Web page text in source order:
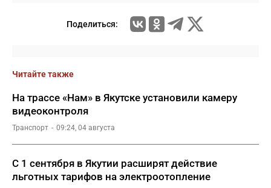
Поделиться:
Читайте также
На трассе «Нам» в Якутске установили камеру
видеоконтроля
Транспорт 09:24, 04 августа
С 1 сентября в Якутии расширят действие
льготных тарифов на электроотопление